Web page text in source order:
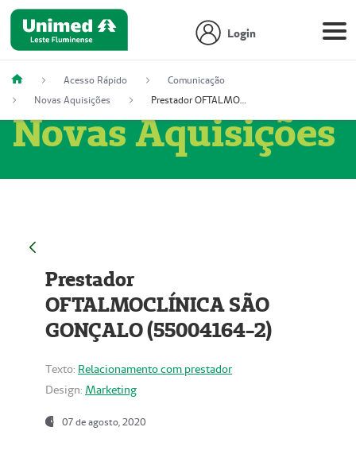
Login
Acesso Rápido
Comunicação
Novas Aquisições
Prestador OFTALMOCLÍNICA SÃO GONÇALO (55004164-2)
Novas Aquisições
Prestador
OFTALMOCLÍNICA SÃO
GONÇALO (55004164-2)
Texto: Relacionamento com prestador
Design: Marketing
07 de agosto, 2020